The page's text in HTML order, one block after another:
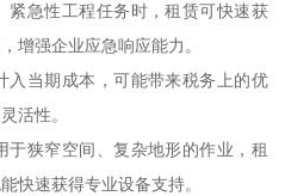
紧急性工程任务时，租赁可快速获
增强企业应急响应能力。
入当期成本，可能带来税务上的优
活性。
于狭窄空间、复杂地形的作业，租
快速获得专业设备支持。